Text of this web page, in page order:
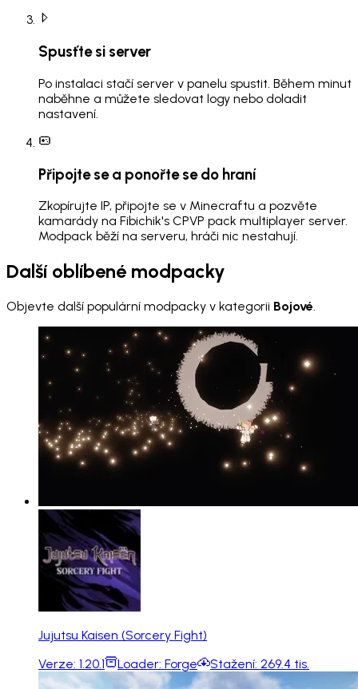
Spusťte si server
Po instalaci stačí server v panelu spustit. Během minut
naběhne a můžete sledovat logy nebo doladit
nastavení.
Připojte se a ponořte se do hraní
Zkopírujte IP, připojte se v Minecraftu a pozvěte
kamarády na Fibichik's CPVP pack multiplayer server.
Modpack běží na serveru, hráči nic nestahují.
Další oblíbené modpacky
Objevte další populární modpacky v kategorii Bojové.
Jujutsu Kaisen (Sorcery Fight)
Verze: 1.20.1 Loader: Forge Stažení: 269.4 tis.